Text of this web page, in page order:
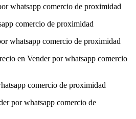
whatsapp comercio de proximidad
comercio de proximidad
whatsapp comercio de proximidad
en Vender por whatsapp comercio
comercio de proximidad
por whatsapp comercio de